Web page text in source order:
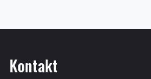
Kontakt